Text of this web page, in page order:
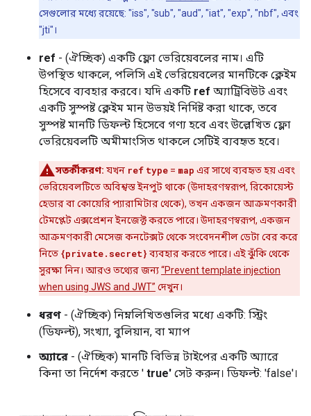
সেগুলোর মধ্যে রয়েছে: "iss", "sub", "aud", "iat", "exp", "nbf", এবং
"jti"।
ref - (ঐচ্ছিক) একটি ফ্লো ভেরিয়েবলের নাম। এটি
উপস্থিত থাকলে, পলিসি এই ভেরিয়েবলের মানটিকে ক্লেইম
হিসেবে ব্যবহার করবে। যদি একটি ref অ্যাট্রিবিউট এবং
একটি সুস্পষ্ট ক্লেইম মান উভয়ই নির্দিষ্ট করা থাকে, তবে
সুস্পষ্ট মানটি ডিফল্ট হিসেবে গণ্য হবে এবং উল্লেখিত ফ্লো
ভেরিয়েবলটি অমীমাংসিত থাকলে সেটিই ব্যবহৃত হবে।
সতর্কীকরণ: যখন ref type = map এর সাথে ব্যবহৃত হয় এবং
ভেরিয়েবলটিতে অবিশ্বস্ত ইনপুট থাকে (উদাহরণস্বরূপ, রিকোয়েস্ট
হেডার বা কোয়েরি প্যারামিটার থেকে), তখন একজন আক্রমণকারী
টেমপ্লেট এক্সপ্রেশন ইনজেক্ট করতে পারে। উদাহরণস্বরূপ, একজন
আক্রমণকারী মেসেজ কনটেক্সট থেকে সংবেদনশীল ডেটা বের করে
নিতে {private.secret} ব্যবহার করতে পারে। এই ঝুঁকি থেকে
সুরক্ষা নিন। আরও তথ্যের জন্য“Prevent template injection
when using JWS and JWT” দেখুন।
ধরণ - (ঐচ্ছিক) নিম্নলিখিতগুলির মধ্যে একটি: স্ট্রিং
(ডিফল্ট), সংখ্যা, বুলিয়ান, বা ম্যাপ
অ্যারে - (ঐচ্ছিক) মানটি বিভিন্ন টাইপের একটি অ্যারে
কিনা তা নির্দেশ করতে ' true' সেট করুন। ডিফল্ট: 'false'।